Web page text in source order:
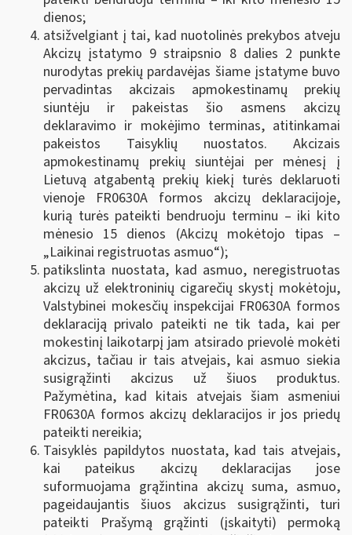
dienos;
atsižvelgiant į tai, kad nuotolinės prekybos atveju
Akcizų įstatymo 9 straipsnio 8 dalies 2 punkte
nurodytas prekių pardavėjas šiame įstatyme buvo
pervadintas akcizais apmokestinamų prekių
siuntėju ir pakeistas šio asmens akcizų
deklaravimo ir mokėjimo terminas, atitinkamai
pakeistos Taisyklių nuostatos. Akcizais
apmokestinamų prekių siuntėjai per mėnesį į
Lietuvą atgabentą prekių kiekį turės deklaruoti
vienoje FR0630A formos akcizų deklaracijoje,
kurią turės pateikti bendruoju terminu – iki kito
mėnesio 15 dienos (Akcizų mokėtojo tipas –
„Laikinai registruotas asmuo“);
patikslinta nuostata, kad asmuo, neregistruotas
akcizų už elektroninių cigarečių skystį mokėtoju,
Valstybinei mokesčių inspekcijai FR0630A formos
deklaraciją privalo pateikti ne tik tada, kai per
mokestinį laikotarpį jam atsirado prievolė mokėti
akcizus, tačiau ir tais atvejais, kai asmuo siekia
susigrąžinti akcizus už šiuos produktus.
Pažymėtina, kad kitais atvejais šiam asmeniui
FR0630A formos akcizų deklaracijos ir jos priedų
pateikti nereikia;
Taisyklės papildytos nuostata, kad tais atvejais,
kai pateikus akcizų deklaracijas jose
suformuojama grąžintina akcizų suma, asmuo,
pageidaujantis šiuos akcizus susigrąžinti, turi
pateikti Prašymą grąžinti (įskaityti) permoką